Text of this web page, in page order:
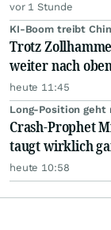
vor 1 Stunde
KI-Boom treibt
Trotz
weiter nach
heute 11:45
Long-Position geht
Crash-Prophet
taugt wirklich
heute 10:58